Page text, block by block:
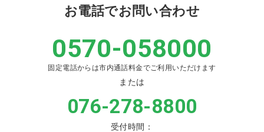
お電話でお問い合わせ
0570-058000
固定電話からは市内通話料金でご利用いただけます
または
076-278-8800
受付時間：